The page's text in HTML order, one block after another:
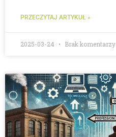
PRZECZYTAJ ARTYKUŁ »
2025-03-24 Brak komentarzy